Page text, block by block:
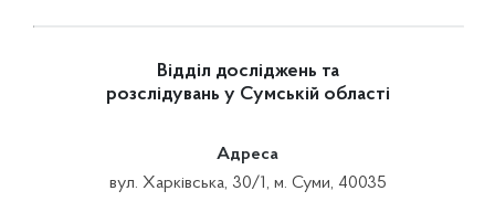
Відділ досліджень та
розслідувань у Сумській області
Адреса
вул. Харківська, 30/1, м. Суми, 40035